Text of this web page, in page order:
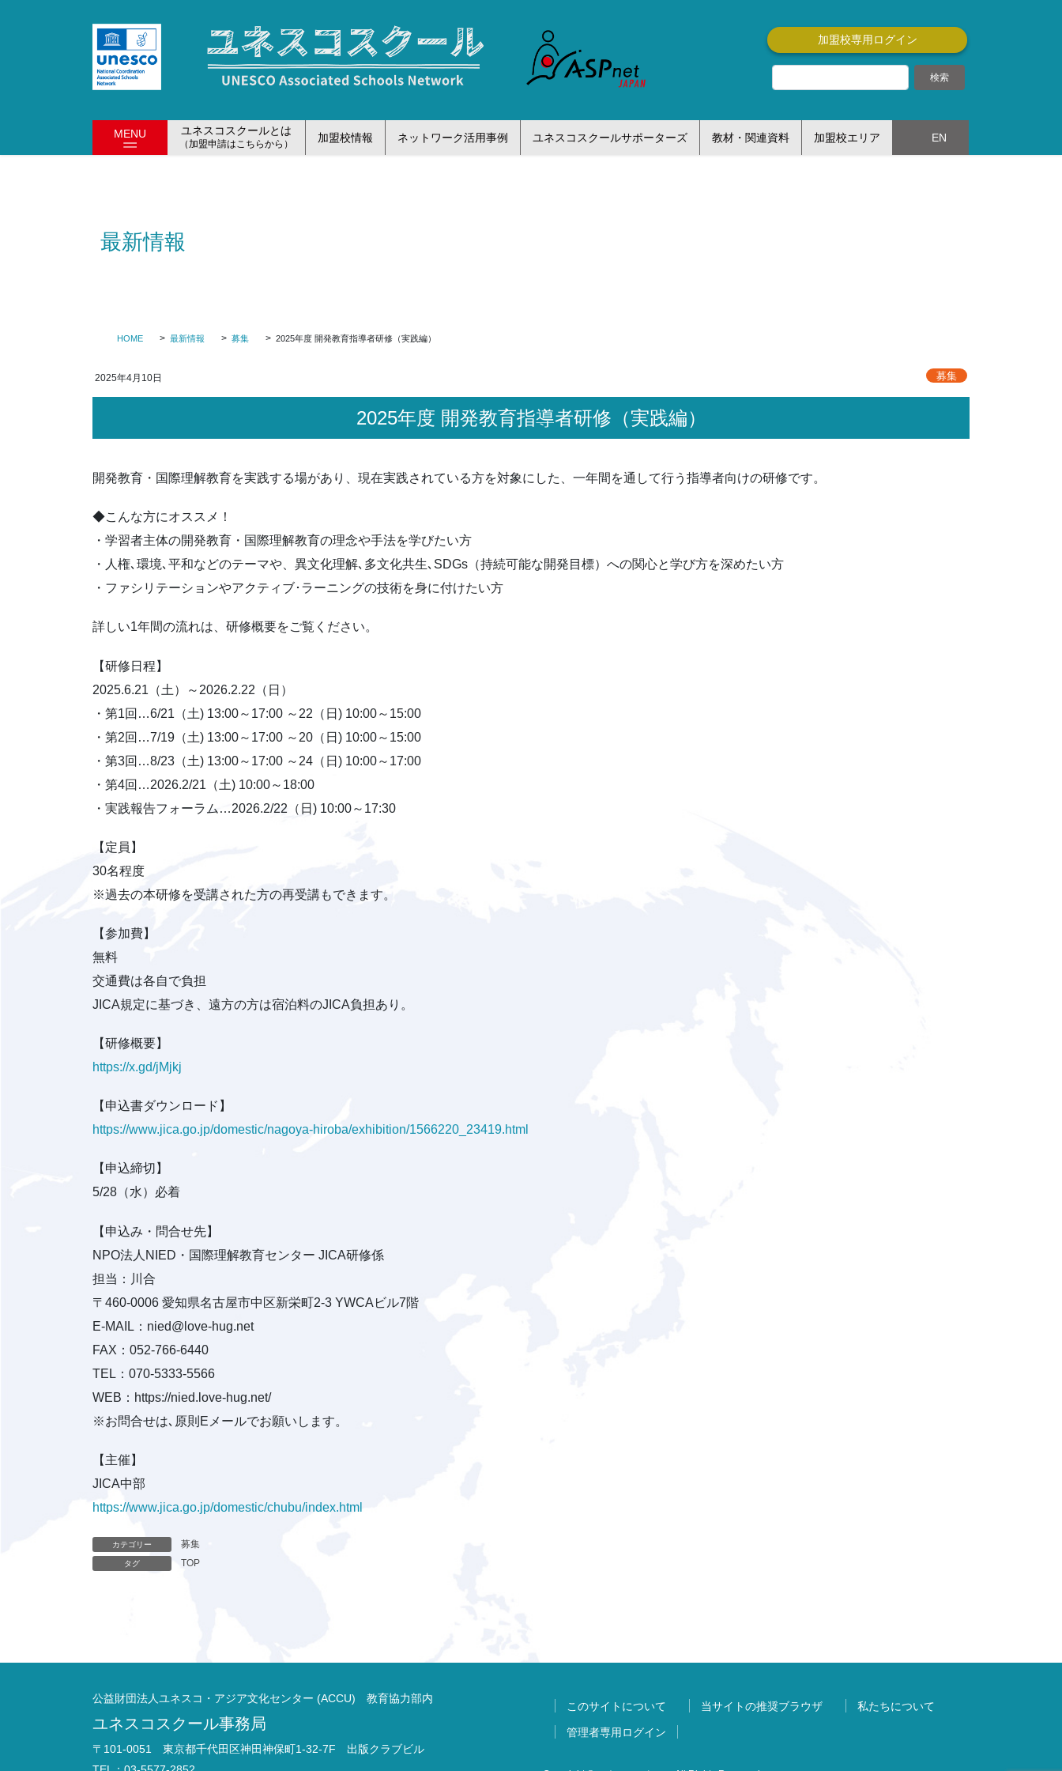
加盟校専用ログイン
MENU ユネスコスクールとは
（加盟申請はこちらから）
加盟校情報 ネットワーク活用事例 ユネスコスクールサポーターズ 教材・関連資料 加盟校エリア EN
最新情報
HOME 最新情報 募集 2025年度 開発教育指導者研修（実践編）
2025年4月10日 募集
2025年度 開発教育指導者研修（実践編）
開発教育・国際理解教育を実践する場があり、現在実践されている方を対象にした、一年間を通して行う指導者向けの研修です。
◆こんな方にオススメ！
・学習者主体の開発教育・国際理解教育の理念や手法を学びたい方
・人権､環境､平和などのテーマや、異文化理解､多文化共生､SDGs（持続可能な開発目標）への関心と学び方を深めたい方
・ファシリテーションやアクティブ･ラーニングの技術を身に付けたい方
詳しい1年間の流れは、研修概要をご覧ください。
【研修日程】
2025.6.21（土）～2026.2.22（日）
・第1回…6/21（土) 13:00～17:00 ～22（日) 10:00～15:00
・第2回…7/19（土) 13:00～17:00 ～20（日) 10:00～15:00
・第3回…8/23（土) 13:00～17:00 ～24（日) 10:00～17:00
・第4回…2026.2/21（土) 10:00～18:00
・実践報告フォーラム…2026.2/22（日) 10:00～17:30
【定員】
30名程度
※過去の本研修を受講された方の再受講もできます。
【参加費】
無料
交通費は各自で負担
JICA規定に基づき、遠方の方は宿泊料のJICA負担あり。
【研修概要】
https://x.gd/jMjkj
【申込書ダウンロード】
https://www.jica.go.jp/domestic/nagoya-hiroba/exhibition/1566220_23419.html
【申込締切】
5/28（水）必着
【申込み・問合せ先】
NPO法人NIED・国際理解教育センター JICA研修係
担当：川合
〒460-0006 愛知県名古屋市中区新栄町2-3 YWCAビル7階
E-MAIL：nied@love-hug.net
FAX：052-766-6440
TEL：070-5333-5566
WEB：https://nied.love-hug.net/
※お問合せは､原則Eメールでお願いします。
【主催】
JICA中部
https://www.jica.go.jp/domestic/chubu/index.html
カテゴリー 募集
タグ TOP
公益財団法人ユネスコ・アジア文化センター (ACCU) 教育協力部内
ユネスコスクール事務局
〒101-0051 東京都千代田区神田神保町1-32-7F 出版クラブビル
このサイトについて 当サイトの推奨ブラウザ 私たちについて
管理者専用ログイン